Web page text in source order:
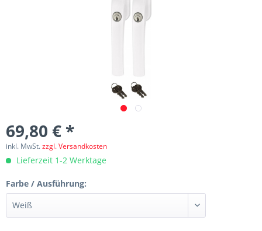
69,80 € *
inkl. MwSt.zzgl. Versandkosten
Lieferzeit 1-2 Werktage
Farbe / Ausführung: